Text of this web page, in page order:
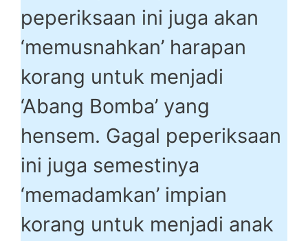
peperiksaan ini juga akan
‘memusnahkan’ harapan
korang untuk menjadi
‘Abang Bomba’ yang
hensem. Gagal peperiksaan
ini juga semestinya
‘memadamkan’ impian
korang untuk menjadi anak